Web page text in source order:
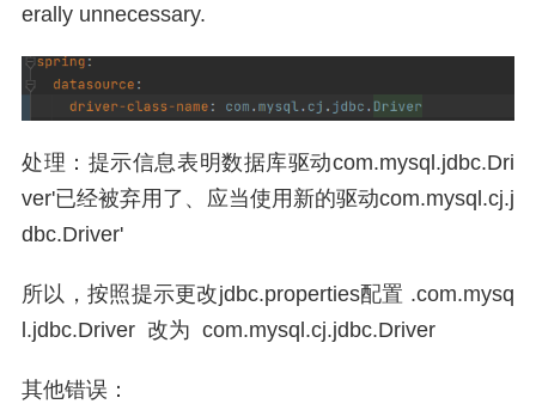
erally unnecessary.
处理：提示信息表明数据库驱动com.mysql.jdbc.Dri
ver'已经被弃用了、应当使用新的驱动com.mysql.cj.j
dbc.Driver'
所以，按照提示更改jdbc.properties配置 .com.mysq
l.jdbc.Driver 改为 com.mysql.cj.jdbc.Driver
其他错误：